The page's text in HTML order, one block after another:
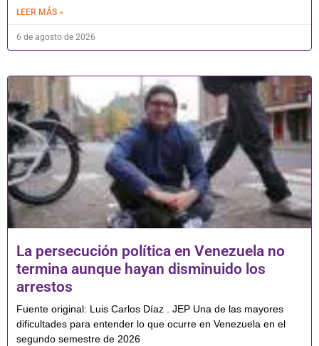
LEER MÁS »
6 de agosto de 2026
La persecución política en Venezuela no
termina aunque hayan disminuido los
arrestos
Fuente original: Luis Carlos Díaz . JEP Una de las mayores
dificultades para entender lo que ocurre en Venezuela en el
segundo semestre de 2026